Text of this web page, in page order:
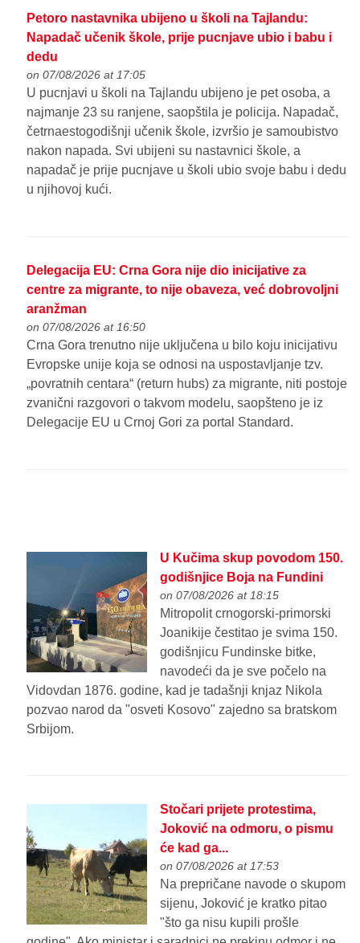
Petoro nastavnika ubijeno u školi na Tajlandu:
Napadač učenik škole, prije pucnjave ubio i babu i
dedu
on 07/08/2026 at 17:05
U pucnjavi u školi na Tajlandu ubijeno je pet osoba, a
najmanje 23 su ranjene, saopštila je policija. Napadač,
četrnaestogodišnji učenik škole, izvršio je samoubistvo
nakon napada. Svi ubijeni su nastavnici škole, a
napadač je prije pucnjave u školi ubio svoje babu i dedu
u njihovoj kući.
Delegacija EU: Crna Gora nije dio inicijative za
centre za migrante, to nije obaveza, već dobrovoljni
aranžman
on 07/08/2026 at 16:50
Crna Gora trenutno nije uključena u bilo koju inicijativu
Evropske unije koja se odnosi na uspostavljanje tzv.
„povratnih centara“ (return hubs) za migrante, niti postoje
zvanični razgovori o takvom modelu, saopšteno je iz
Delegacije EU u Crnoj Gori za portal Standard.
U Kučima skup povodom 150.
godišnjice Boja na Fundini
on 07/08/2026 at 18:15
Mitropolit crnogorski-primorski
Joanikije čestitao je svima 150.
godišnjicu Fundinske bitke,
navodeći da je sve počelo na
Vidovdan 1876. godine, kad je tadašnji knjaz Nikola
pozvao narod da "osveti Kosovo" zajedno sa bratskom
Srbijom.
Stočari prijete protestima,
Joković na odmoru, o pismu
će kad ga...
on 07/08/2026 at 17:53
Na prepričane navode o skupom
sijenu, Joković je kratko pitao
"što ga nisu kupili prošle